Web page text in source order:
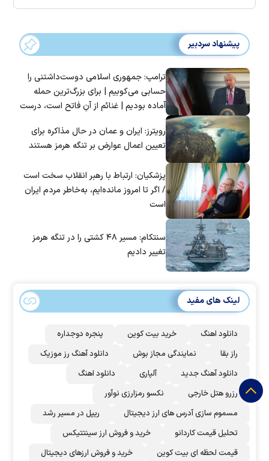
پیشنهاد سردبیر
ترامپ: جمهوری اسلامی دوست‌داشتنی را
حسابی می‌کوبیم | برای بزرگ‌ترین حمله
آماده بودیم | غنائم از آنِ فاتح است، درست
رویترز: ایران و عمان در حال مذاکره برای
تعیین اعمال عوارض بر تنگه هرمز هستند
پزشکیان: ارتباط با رهبر انقلاب سخت است
/ اگر تا امروز مانده‌ایم، به‌خاطر مردم ایران
است
سنتکام: مسیر ۴۸ کشتی را در تنگه هرمز
تغییر دادیم
لینک های مفید
دانلود اهنگ خرید بیت کوین
پنجره دوجداره
راز بقا
نمایندگی مجاز بوش
دانلود آهنگ رز‌ موزیک
دانلود آهنگ جدید
آلپاری
دانلود اهنگ
رزرو هتل خارجی
نکسو رمزارزی نوآور
مسموم سازی آدرس های ارز دیجیتال
ریپل در مسیر رشد
تحلیل قیمت کاردانو
خرید و فروش ارز سینتتیکس
قیمت لحظه ای بیت کوین
خرید و فروش ارزهای دیجیتال